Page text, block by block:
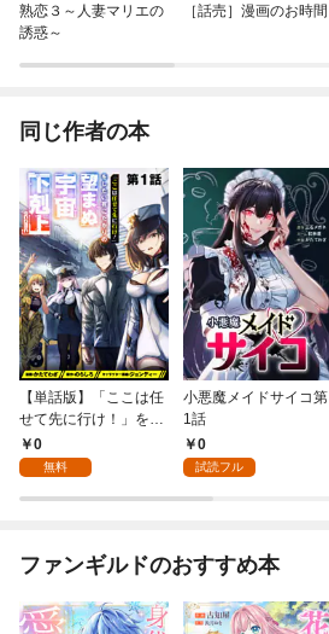
熟恋３～人妻マリエの
誘惑～
［話売］漫画のお時間
同じ作者の本
【単話版】「ここは任
せて先に行け！」をし
たい死にたがりの望ま
ぬ宇宙下剋上@COMI
0
無料
小悪魔メイドサイコ第
1話
0
試読フル
ファンギルドのおすすめ本